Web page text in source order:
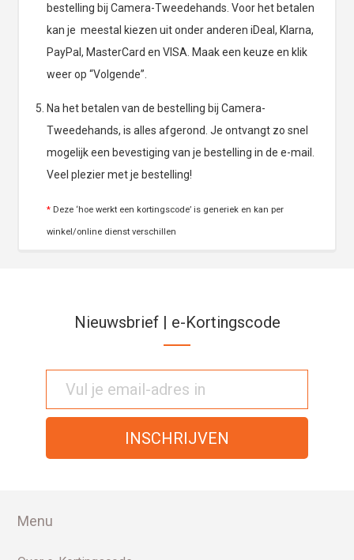
bestelling bij Camera-Tweedehands. Voor het betalen
kan je meestal kiezen uit onder anderen iDeal, Klarna,
PayPal, MasterCard en VISA. Maak een keuze en klik
weer op “Volgende”.
Na het betalen van de bestelling bij Camera-
Tweedehands, is alles afgerond. Je ontvangt zo snel
mogelijk een bevestiging van je bestelling in de e-mail.
Veel plezier met je bestelling!
* Deze ‘hoe werkt een kortingscode’ is generiek en kan per
winkel/online dienst verschillen
Nieuwsbrief | e-Kortingscode
Menu